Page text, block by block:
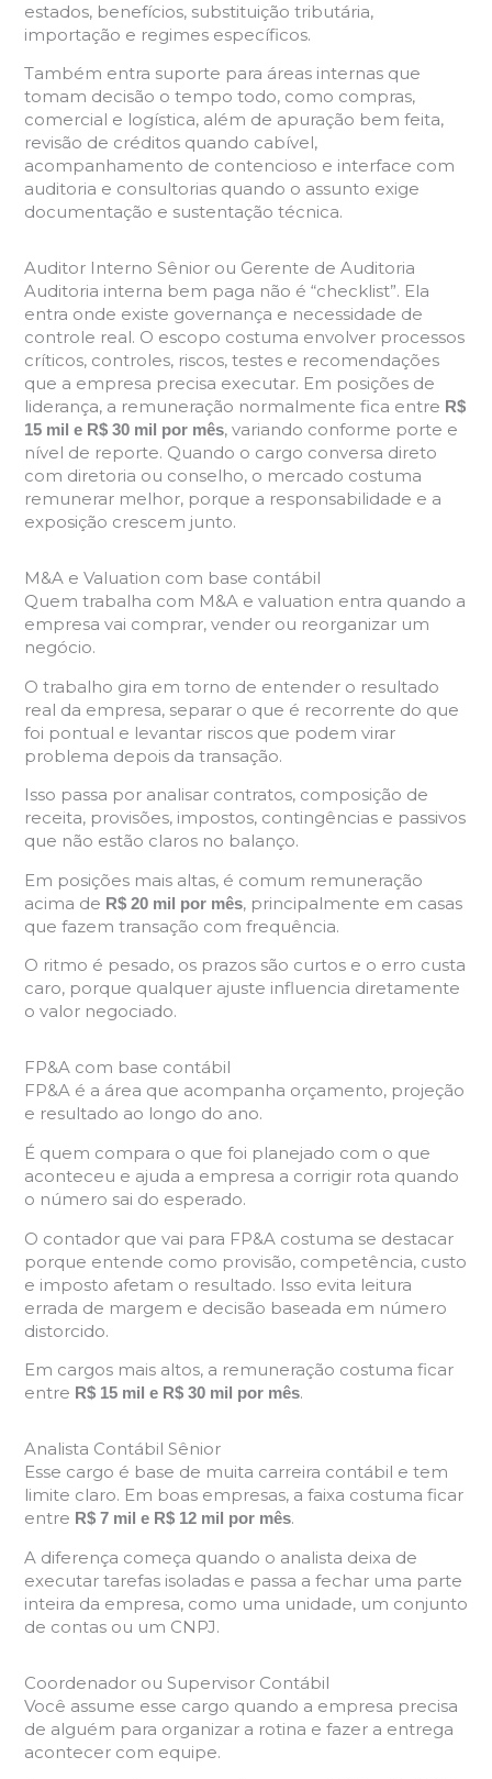
estados, benefícios, substituição tributária,
importação e regimes específicos.
Também entra suporte para áreas internas que
tomam decisão o tempo todo, como compras,
comercial e logística, além de apuração bem feita,
revisão de créditos quando cabível,
acompanhamento de contencioso e interface com
auditoria e consultorias quando o assunto exige
documentação e sustentação técnica.
Auditor Interno Sênior ou Gerente de Auditoria
Auditoria interna bem paga não é “checklist”. Ela
entra onde existe governança e necessidade de
controle real. O escopo costuma envolver processos
críticos, controles, riscos, testes e recomendações
que a empresa precisa executar. Em posições de
liderança, a remuneração normalmente fica entre R$
15 mil e R$ 30 mil por mês, variando conforme porte e
nível de reporte. Quando o cargo conversa direto
com diretoria ou conselho, o mercado costuma
remunerar melhor, porque a responsabilidade e a
exposição crescem junto.
M&A e Valuation com base contábil
Quem trabalha com M&A e valuation entra quando a
empresa vai comprar, vender ou reorganizar um
negócio.
O trabalho gira em torno de entender o resultado
real da empresa, separar o que é recorrente do que
foi pontual e levantar riscos que podem virar
problema depois da transação.
Isso passa por analisar contratos, composição de
receita, provisões, impostos, contingências e passivos
que não estão claros no balanço.
Em posições mais altas, é comum remuneração
acima de R$ 20 mil por mês, principalmente em casas
que fazem transação com frequência.
O ritmo é pesado, os prazos são curtos e o erro custa
caro, porque qualquer ajuste influencia diretamente
o valor negociado.
FP&A com base contábil
FP&A é a área que acompanha orçamento, projeção
e resultado ao longo do ano.
É quem compara o que foi planejado com o que
aconteceu e ajuda a empresa a corrigir rota quando
o número sai do esperado.
O contador que vai para FP&A costuma se destacar
porque entende como provisão, competência, custo
e imposto afetam o resultado. Isso evita leitura
errada de margem e decisão baseada em número
distorcido.
Em cargos mais altos, a remuneração costuma ficar
entre R$ 15 mil e R$ 30 mil por mês.
Analista Contábil Sênior
Esse cargo é base de muita carreira contábil e tem
limite claro. Em boas empresas, a faixa costuma ficar
entre R$ 7 mil e R$ 12 mil por mês.
A diferença começa quando o analista deixa de
executar tarefas isoladas e passa a fechar uma parte
inteira da empresa, como uma unidade, um conjunto
de contas ou um CNPJ.
Coordenador ou Supervisor Contábil
Você assume esse cargo quando a empresa precisa
de alguém para organizar a rotina e fazer a entrega
acontecer com equipe.